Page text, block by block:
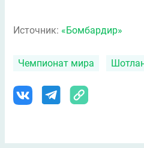
Источник: «Бомбардир»
Чемпионат мира